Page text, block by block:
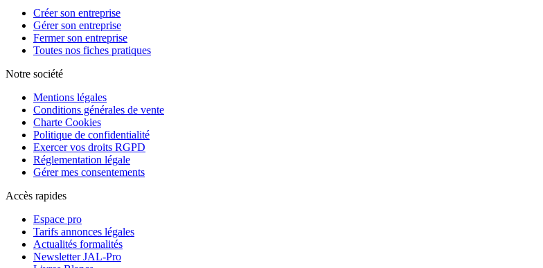
Créer son entreprise
Gérer son entreprise
Fermer son entreprise
Toutes nos fiches pratiques
Notre société
Mentions légales
Conditions générales de vente
Charte Cookies
Politique de confidentialité
Exercer vos droits RGPD
Réglementation légale
Gérer mes consentements
Accès rapides
Espace pro
Tarifs annonces légales
Actualités formalités
Newsletter JAL-Pro